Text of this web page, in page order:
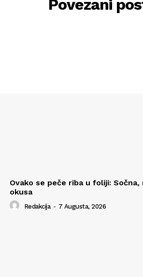
Povezani
Ovako se peče riba u foliji: Sočna,
okusa
Redakcija - 7 Augusta, 2026